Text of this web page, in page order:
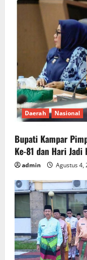
Daerah Nasional
Bupati Kampar
Ke-81 dan Hari
admin Agustus 4,